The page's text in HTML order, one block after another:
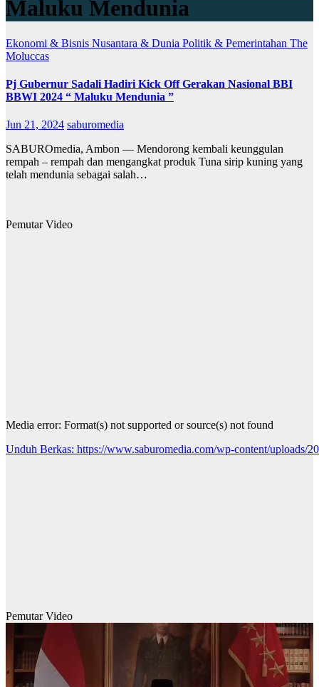
Maluku Mendunia
Ekonomi & Bisnis Nusantara & Dunia Politik & Pemerintahan The
Moluccas
Pj Gubernur Sadali Hadiri Kick Off Gerakan Nasional BBI
BBWI 2024 “ Maluku Mendunia ”
Jun 21, 2024 saburomedia
SABUROmedia, Ambon — Mendorong kembali keunggulan
rempah – rempah dan mengangkat produk Tuna sirip kuning yang
telah mendunia sebagai salah…
Pemutar Video
Media error: Format(s) not supported or source(s) not found
Unduh Berkas: https://www.saburomedia.com/wp-content/uploads/
Pemutar Video